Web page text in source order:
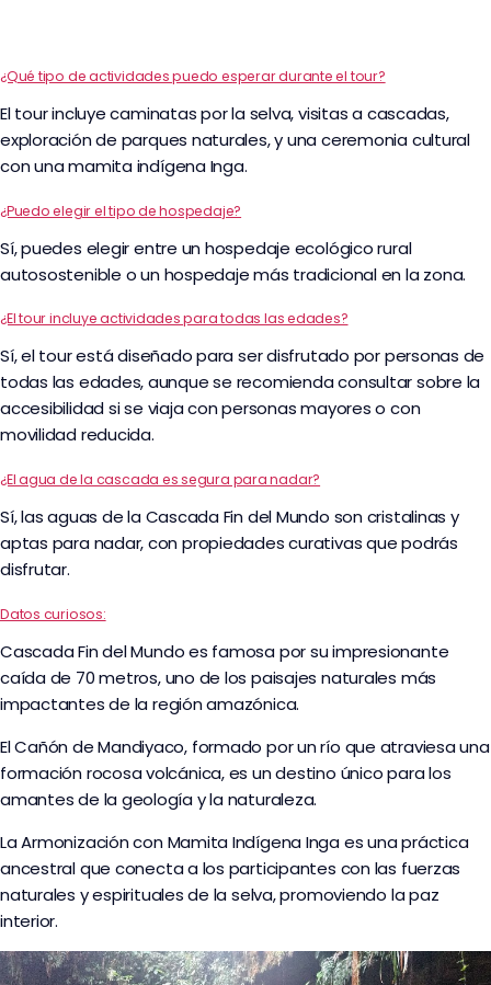
¿Qué tipo de actividades puedo esperar durante el tour?
El tour incluye caminatas por la selva, visitas a cascadas,
exploración de parques naturales, y una ceremonia cultural
con una mamita indígena Inga.
¿Puedo elegir el tipo de hospedaje?
Sí, puedes elegir entre un hospedaje ecológico rural
autosostenible o un hospedaje más tradicional en la zona.
¿El tour incluye actividades para todas las edades?
Sí, el tour está diseñado para ser disfrutado por personas de
todas las edades, aunque se recomienda consultar sobre la
accesibilidad si se viaja con personas mayores o con
movilidad reducida.
¿El agua de la cascada es segura para nadar?
Sí, las aguas de la Cascada Fin del Mundo son cristalinas y
aptas para nadar, con propiedades curativas que podrás
disfrutar.
Datos curiosos:
Cascada Fin del Mundo es famosa por su impresionante
caída de 70 metros, uno de los paisajes naturales más
impactantes de la región amazónica.
El Cañón de Mandiyaco, formado por un río que atraviesa una
formación rocosa volcánica, es un destino único para los
amantes de la geología y la naturaleza.
La Armonización con Mamita Indígena Inga es una práctica
ancestral que conecta a los participantes con las fuerzas
naturales y espirituales de la selva, promoviendo la paz
interior.